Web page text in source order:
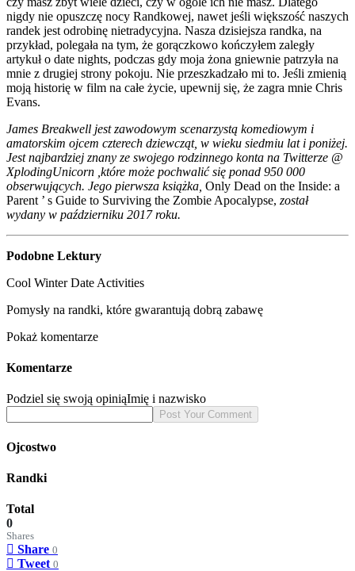
nigdy nie opuszczę nocy Randkowej, nawet jeśli większość naszych
randek jest odrobinę nietradycyjna. Nasza dzisiejsza randka, na
przykład, polegała na tym, że gorączkowo kończyłem zaległy
artykuł o date nights, podczas gdy moja żona gniewnie patrzyła na
mnie z drugiej strony pokoju. Nie przeszkadzało mi to. Jeśli zmienią
moją historię w film na całe życie, upewnij się, że zagra mnie Chris
Evans.
James Breakwell jest zawodowym scenarzystą komediowym i
amatorskim ojcem czterech dziewcząt, w wieku siedmiu lat i poniżej.
Jest najbardziej znany ze swojego rodzinnego konta na Twitterze @
XplodingUnicorn ,które może pochwalić się ponad 950 000
obserwujących. Jego pierwsza książka, Only Dead on the Inside: a
Parent ’ s Guide to Surviving the Zombie Apocalypse, został
wydany w październiku 2017 roku.
Podobne Lektury
Cool Winter Date Activities
Pomysły na randki, które gwarantują dobrą zabawę
Pokaż komentarze
Komentarze
Podziel się swoją opiniąImię i nazwisko
Ojcostwo
Randki
Total
0
Shares
Share 0
Tweet 0